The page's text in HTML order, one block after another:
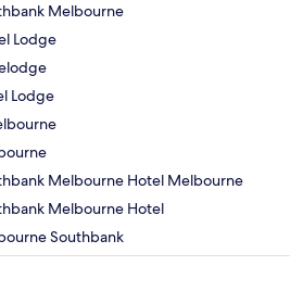
Melbourne
Lodge
Lodge
Melbourne Hotel Melbourne
Melbourne Hotel
Southbank